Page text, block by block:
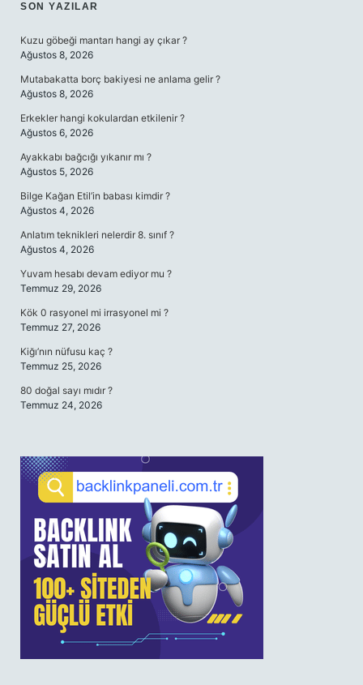
SIDEBAR
SON YAZILAR
Kuzu göbeği mantarı hangi ay çıkar ?
Ağustos 8, 2026
Mutabakatta borç bakiyesi ne anlama gelir ?
Ağustos 8, 2026
Erkekler hangi kokulardan etkilenir ?
Ağustos 6, 2026
Ayakkabı bağcığı yıkanır mı ?
Ağustos 5, 2026
Bilge Kağan Etil’in babası kimdir ?
Ağustos 4, 2026
Anlatım teknikleri nelerdir 8. sınıf ?
Ağustos 4, 2026
Yuvam hesabı devam ediyor mu ?
Temmuz 29, 2026
Kök 0 rasyonel mi irrasyonel mi ?
Temmuz 27, 2026
Kiğı’nın nüfusu kaç ?
Temmuz 25, 2026
80 doğal sayı mıdır ?
Temmuz 24, 2026